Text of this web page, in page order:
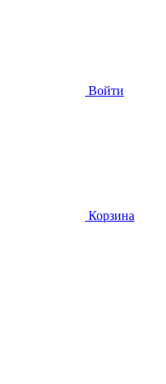
Войти
Корзина